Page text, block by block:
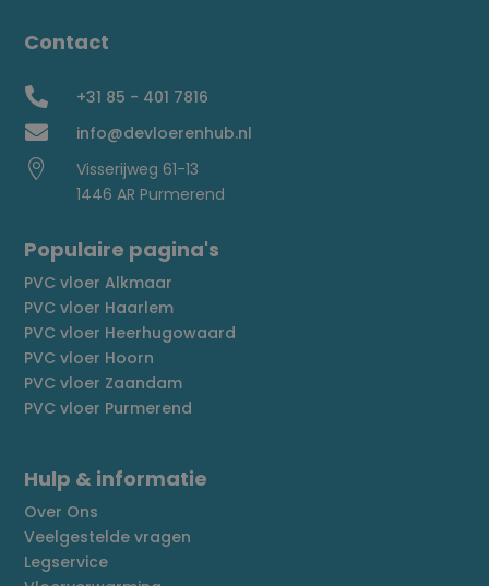
Contact
 +31 85 - 401 7816
 info@devloerenhub.nl

Visserijweg 61-13
1446 AR Purmerend
Populaire pagina's
PVC vloer Alkmaar
PVC vloer Haarlem
PVC vloer Heerhugowaard
PVC vloer Hoorn
PVC vloer Zaandam
PVC vloer Purmerend
Hulp & informatie
Over Ons
Veelgestelde vragen
Legservice